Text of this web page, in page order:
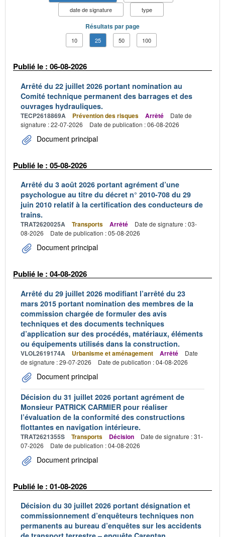
date de signature
type
Résultats par page
10 25 50 100
Publié le : 06-08-2026
Arrêté du 22 juillet 2026 portant nomination au
Comité technique permanent des barrages et des
ouvrages hydrauliques.
TECP2618869A Prévention des risques Arrêté
Date de
signature : 22-07-2026
Date de publication : 06-08-2026
Document principal
Publié le : 05-08-2026
Arrêté du 3 août 2026 portant agrément d’une
psychologue au titre du décret n° 2010-708 du 29
juin 2010 relatif à la certification des conducteurs de
trains.
TRAT2620025A Transports Arrêté
Date de signature : 03-
08-2026
Date de publication : 05-08-2026
Document principal
Publié le : 04-08-2026
Arrêté du 29 juillet 2026 modifiant l’arrêté du 23
mars 2015 portant nomination des membres de la
commission chargée de formuler des avis
techniques et des documents techniques
d’application sur des procédés, matériaux, éléments
ou équipements utilisés dans la construction.
VLOL2619174A Urbanisme et aménagement Arrêté
Date
de signature : 29-07-2026
Date de publication : 04-08-2026
Document principal
Décision du 31 juillet 2026 portant agrément de
Monsieur PATRICK CARMIER pour réaliser
l’évaluation de la conformité des constructions
flottantes en navigation intérieure.
TRAT2621355S Transports Décision
Date de signature : 31-
07-2026
Date de publication : 04-08-2026
Document principal
Publié le : 01-08-2026
Décision du 30 juillet 2026 portant désignation et
commissionnement d’enquêteurs techniques non
permanents au bureau d’enquêtes sur les accidents